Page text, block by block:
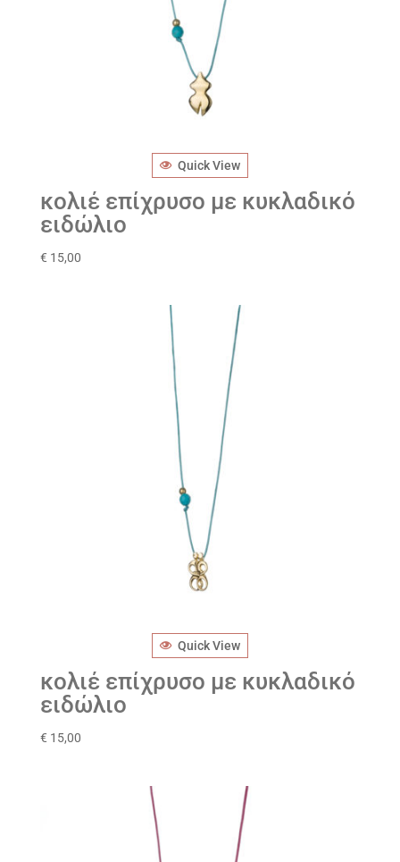
Quick View
κολιέ επίχρυσο με κυκλαδικό
ειδώλιο
€ 15,00
Quick View
κολιέ επίχρυσο με κυκλαδικό
ειδώλιο
€ 15,00